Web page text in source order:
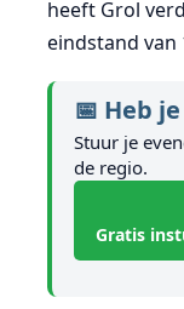
heeft Grol
eindstand van
📅 Heb
Stuur je
de regio.
Gratis